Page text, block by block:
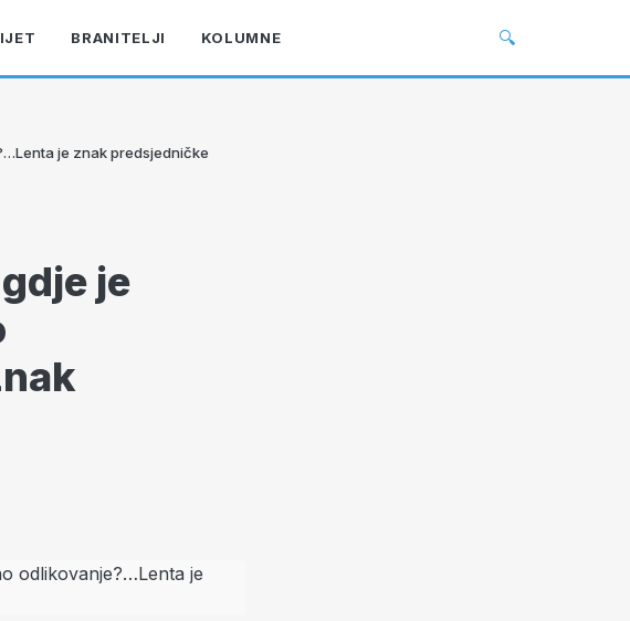
BRANITELJI KOLUMNE 🔍
je znak predsjedničke
je